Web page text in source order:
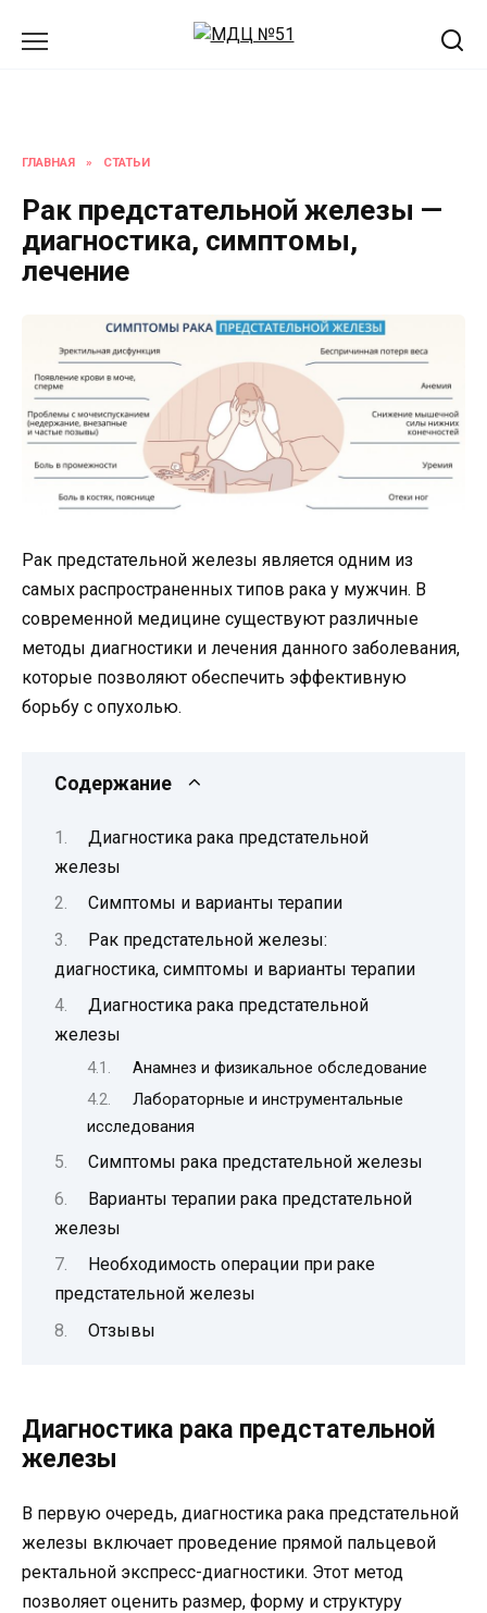
ГЛАВНАЯ » СТАТЬИ
Рак предстательной железы —
диагностика, симптомы,
лечение
Рак предстательной железы является одним из
самых распространенных типов рака у мужчин. В
современной медицине существуют различные
методы диагностики и лечения данного заболевания,
которые позволяют обеспечить эффективную
борьбу с опухолью.
Содержание
Диагностика рака предстательной
железы
Симптомы и варианты терапии
Рак предстательной железы:
диагностика, симптомы и варианты терапии
Диагностика рака предстательной
железы
Анамнез и физикальное обследование
Лабораторные и инструментальные
исследования
Симптомы рака предстательной железы
Варианты терапии рака предстательной
железы
Необходимость операции при раке
предстательной железы
Отзывы
Диагностика рака предстательной
железы
В первую очередь, диагностика рака предстательной
железы включает проведение прямой пальцевой
ректальной экспресс-диагностики. Этот метод
позволяет оценить размер, форму и структуру